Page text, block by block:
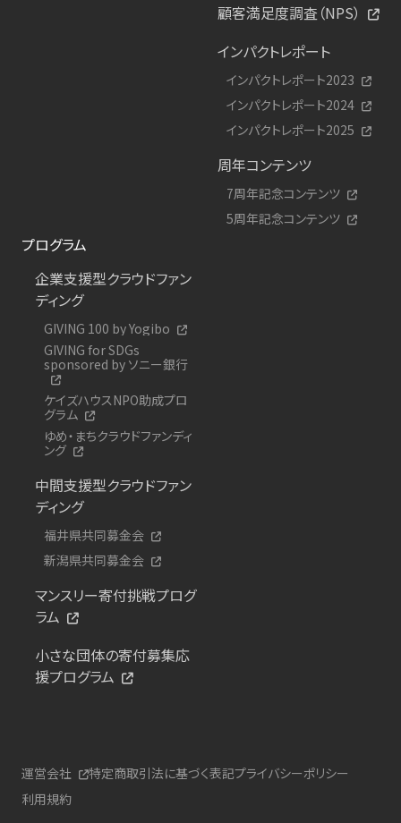
顧客満足度調査（NPS）
インパクトレポート
インパクトレポート2023
インパクトレポート2024
インパクトレポート2025
周年コンテンツ
7周年記念コンテンツ
5周年記念コンテンツ
プログラム
企業支援型クラウドファン
ディング
GIVING 100 by Yogibo
GIVING for SDGs
sponsored by ソニー銀行
ケイズハウスNPO助成プロ
グラム
ゆめ・まちクラウドファンディ
ング
中間支援型クラウドファン
ディング
福井県共同募金会
新潟県共同募金会
マンスリー寄付挑戦プログ
ラム
小さな団体の寄付募集応
援プログラム
運営会社 特定商取引法に基づく表記プライバシーポリシー
利用規約